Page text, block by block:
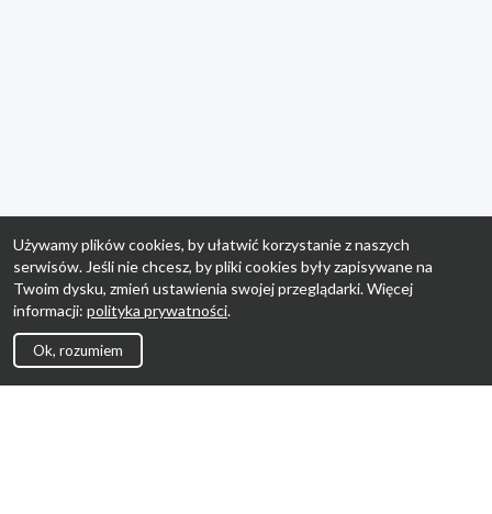
Używamy plików cookies, by ułatwić korzystanie z naszych
serwisów. Jeśli nie chcesz, by pliki cookies były zapisywane na
Twoim dysku, zmień ustawienia swojej przeglądarki. Więcej
informacji: polityka prywatności.
Ok, rozumiem